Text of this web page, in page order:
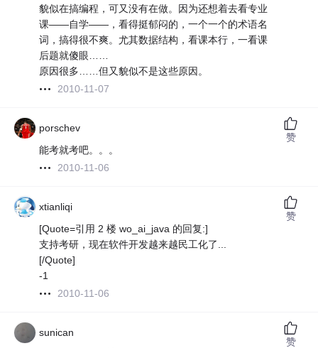
貌似在搞编程，可又没有在做。因为还想着去看专业
课——自学——，看得挺郁闷的，一个一个的术语名
词，搞得很不爽。尤其数据结构，看课本行，一看课
后题就傻眼……
原因很多……但又貌似不是这些原因。
2010-11-07
porschev
能考就考吧。。。
2010-11-06
赞
xtianliqi
[Quote=引用 2 楼 wo_ai_java 的回复:]
支持考研，现在软件开发越来越民工化了...
[/Quote]
-1
2010-11-06
赞
sunican
赞